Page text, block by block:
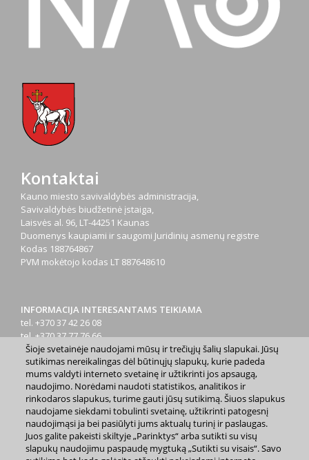
Kontaktai
Kauno miesto savivaldybės administracija,
Savivaldybės biudžetinė įstaiga,
Laisvės al. 96, LT-44251 Kaunas
Duomenys kaupiami ir saugomi Juridinių asmenų registre
Kodas 188764867
PVM mokėtojo kodas LT 887648610
INFORMACIJA INTERESANTAMS TEIKIAMA
tel. +370 37 42 26 08
tel. +370 37 77 76 66
tel. +370 660 07000
el. p.info@kaunas.lt
2023 m. Kauno miesto savivaldybė. Kopijuoti ir platinti
Šioje svetainėje naudojami mūsų ir trečiųjų šalių slapukai. Jūsų
sutikimas nereikalingas dėl būtinųjų slapukų, kurie padeda
mums valdyti interneto svetainę ir užtikrinti jos apsaugą,
naudojimo. Norėdami naudoti statistikos, analitikos ir
rinkodaros slapukus, turime gauti jūsų sutikimą. Šiuos slapukus
naudojame siekdami tobulinti svetainę, užtikrinti patogesnį
naudojimąsi ja bei pasiūlyti jums aktualų turinį ir paslaugas.
Juos galite pakeisti skiltyje „Parinktys“ arba sutikti su visų
slapukų naudojimu paspaudę mygtuką „Sutikti su visais“. Savo